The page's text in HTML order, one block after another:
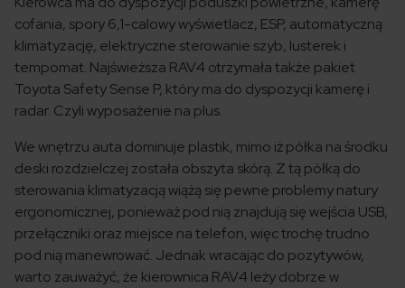
cofania, spory 6,1-calowy wyświetlacz, ESP, automatyczną
klimatyzację, elektryczne sterowanie szyb, lusterek i
tempomat. Najświeższa RAV4 otrzymała także pakiet
Toyota Safety Sense P, który ma do dyspozycji kamerę i
radar. Czyli wyposażenie na plus.
We wnętrzu auta dominuje plastik, mimo iż półka na środku
deski rozdzielczej została obszyta skórą. Z tą półką do
sterowania klimatyzacją wiążą się pewne problemy natury
ergonomicznej, ponieważ pod nią znajdują się wejścia USB,
przełączniki oraz miejsce na telefon, więc trochę trudno
pod nią manewrować. Jednak wracając do pozytywów,
warto zauważyć, że kierownica RAV4 leży dobrze w